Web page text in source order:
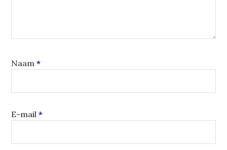
Naam*
E-mail*